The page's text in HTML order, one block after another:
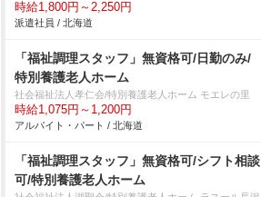
時給1,800円～2,250円
派遣社員 / 北海道
「福祉調理スタッフ」無資格可/日勤のみ/
特別養護老人ホーム
社会福祉法人孝仁会/特別養護老人ホーム モエレの里
時給1,075円～1,200円
アルバイト・パート / 北海道
「福祉調理スタッフ」無資格可/シフト相談
可/特別養護老人ホーム